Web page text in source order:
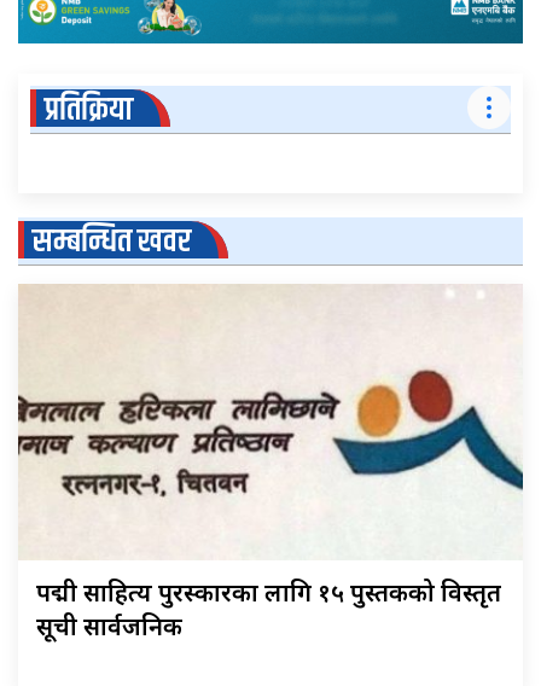
प्रतिक्रिया
सम्बन्धित खवर
पद्मश्री साहित्य पुरस्कारका लागि १५ पुस्तकको विस्तृत
सूची सार्वजनिक